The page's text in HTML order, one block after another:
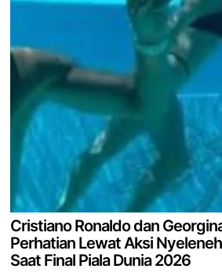
Cristiano Ronaldo dan
Perhatian Lewat Aksi
Saat Final Piala Dunia 2026